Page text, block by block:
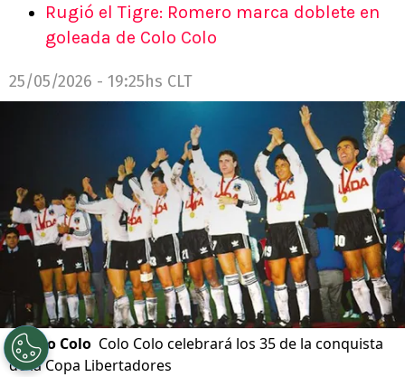
Rugió el Tigre: Romero marca doblete en
goleada de Colo Colo
25/05/2026 - 19:25hs CLT
©Colo Colo Colo Colo celebrará los 35 de la conquista
de la Copa Libertadores